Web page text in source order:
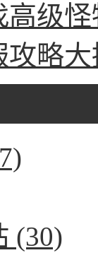
级
攻略
(30)